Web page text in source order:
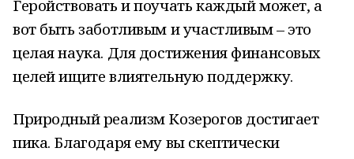
Геройствовать и поучать каждый может, а
вот быть заботливым и участливым – это
целая наука. Для достижения финансовых
целей ищите влиятельную поддержку.
Природный реализм Козерогов достигает
пика. Благодаря ему вы скептически